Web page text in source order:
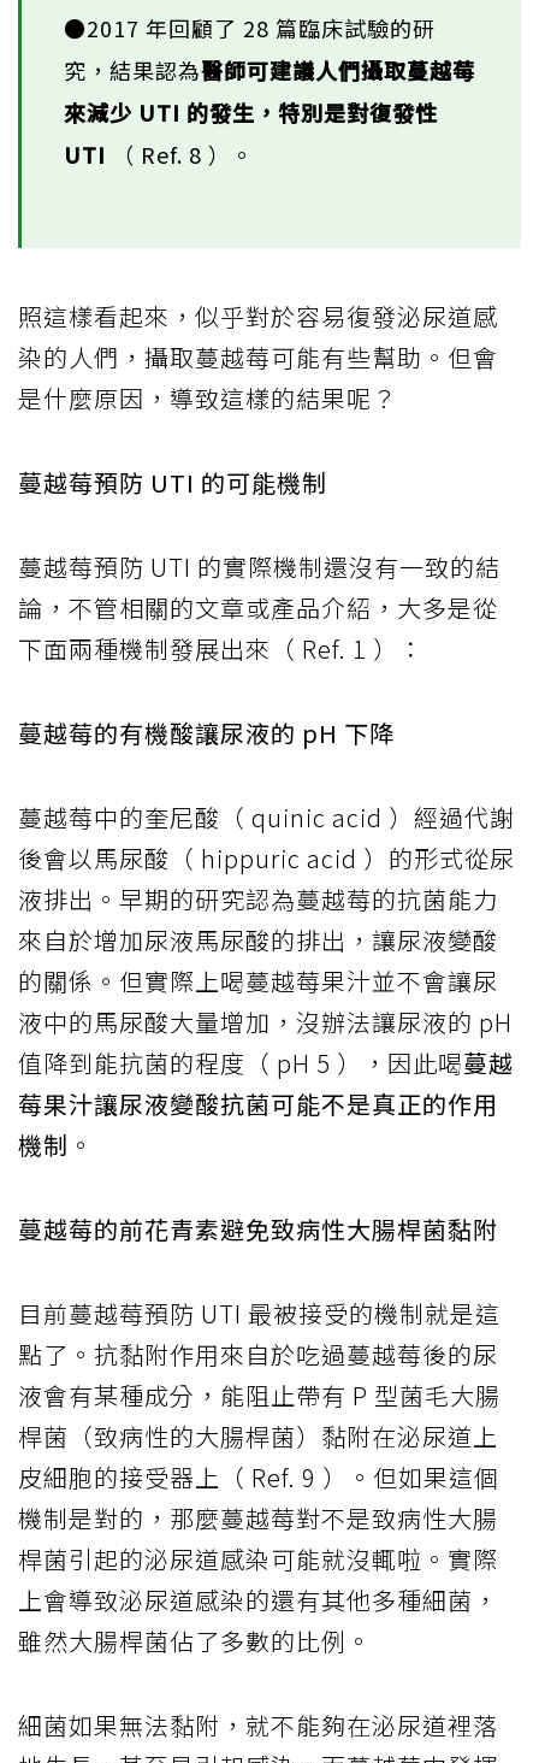
●2017 年回顧了 28 篇臨床試驗的研
究，結果認為醫師可建議人們攝取蔓越莓
來減少 UTI 的發生，特別是對復發性
UTI
（ Ref. 8 ）。
照這樣看起來，似乎對於容易復發泌尿道感
染的人們，攝取蔓越莓可能有些幫助。但會
是什麼原因，導致這樣的結果呢？
蔓越莓預防 UTI 的可能機制
蔓越莓預防 UTI 的實際機制還沒有一致的結
論，不管相關的文章或產品介紹，大多是從
下面兩種機制發展出來（ Ref. 1 ）：
蔓越莓的有機酸讓尿液的 pH 下降
蔓越莓中的奎尼酸（ quinic acid ）經過代謝
後會以馬尿酸（ hippuric acid ）的形式從尿
液排出。早期的研究認為蔓越莓的抗菌能力
來自於增加尿液馬尿酸的排出，讓尿液變酸
的關係。但實際上喝蔓越莓果汁並不會讓尿
液中的馬尿酸大量增加，沒辦法讓尿液的 pH
值降到能抗菌的程度（ pH 5 ），因此喝蔓越
莓果汁讓尿液變酸抗菌可能不是真正的作用
機制 。
蔓越莓的前花青素避免致病性大腸桿菌黏附
目前蔓越莓預防 UTI 最被接受的機制就是這
點了。抗黏附作用來自於吃過蔓越莓後的尿
液會有某種成分，能阻止帶有 P 型菌毛大腸
桿菌（致病性的大腸桿菌）黏附在泌尿道上
皮細胞的接受器上（ Ref. 9 ）。但如果這個
機制是對的，那麼蔓越莓對不是致病性大腸
桿菌引起的泌尿道感染可能就沒輒啦。實際
上會導致泌尿道感染的還有其他多種細菌，
雖然大腸桿菌佔了多數的比例。
細菌如果無法黏附，就不能夠在泌尿道裡落